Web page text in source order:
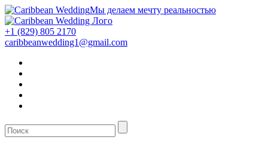
Мы делаем мечту реальностью
+1 (829) 805 2170
caribbeanwedding1@gmail.com